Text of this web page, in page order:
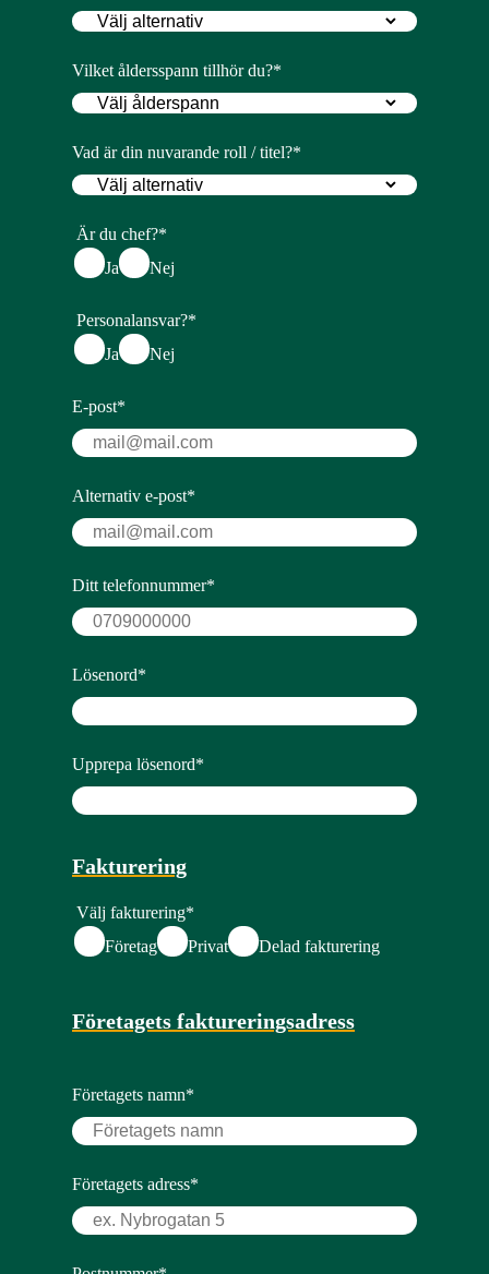
Vilket åldersspann tillhör du?*
Vad är din nuvarande roll / titel?*
Är du chef?*
Ja
Nej
Personalansvar?*
Ja
Nej
E-post*
Alternativ e-post*
Ditt telefonnummer*
Lösenord*
Upprepa lösenord*
Fakturering
Välj fakturering*
Företag
Privat Delad fakturering
Företagets faktureringsadress
Företagets namn*
Företagets adress*